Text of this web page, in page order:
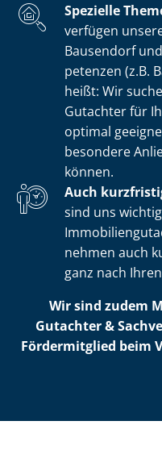
Spezielle
verfügen
Bausendorf
pe­ten­zen (z.B.
heißt: Wir
Gutachter für
optimal
besondere
können.
Auch
sind uns
nehmen auch
ganz nach
Wir sind zudem
Gutachter &
Fördermitglied beim